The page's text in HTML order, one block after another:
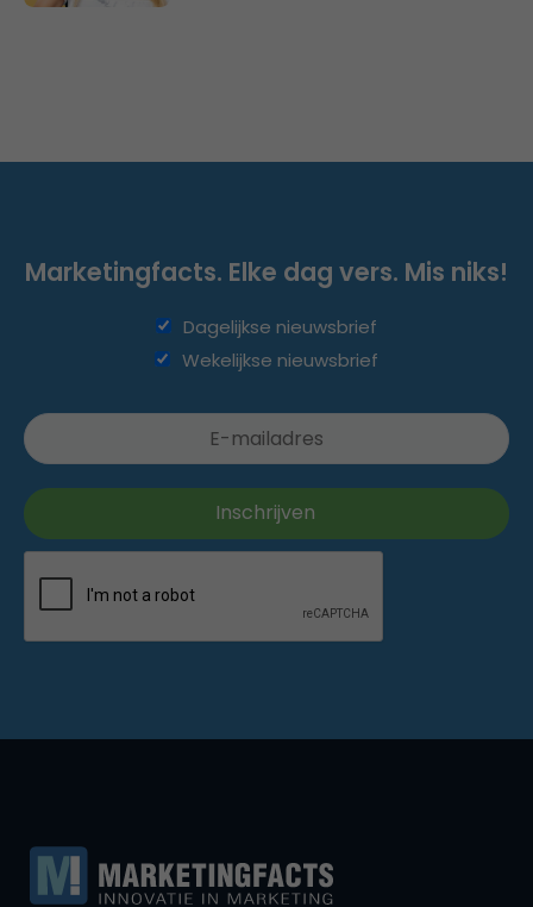
Marketingfacts. Elke dag vers. Mis niks!
Dagelijkse nieuwsbrief
Wekelijkse nieuwsbrief